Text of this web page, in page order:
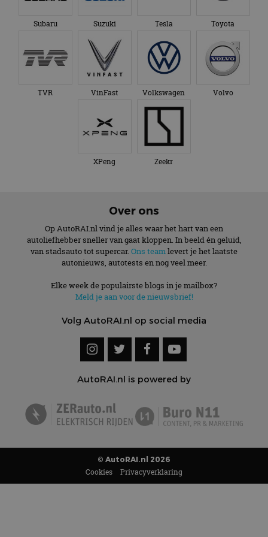
Subaru Suzuki Tesla Toyota
TVR VinFast Volkswagen Volvo
XPeng Zeekr
Over ons
Op AutoRAI.nl vind je alles waar het hart van een
autoliefhebber sneller van gaat kloppen. In beeld én geluid,
van stadsauto tot supercar. Ons teamlevert je het laatste
autonieuws, autotests en nog veel meer.
Elke week de populairste blogs in je mailbox?
Meld je aan voor de nieuwsbrief!
Volg AutoRAI.nl op social media
AutoRAI.nl is powered by
© AutoRAI.nl 2026
Cookies Privacyverklaring